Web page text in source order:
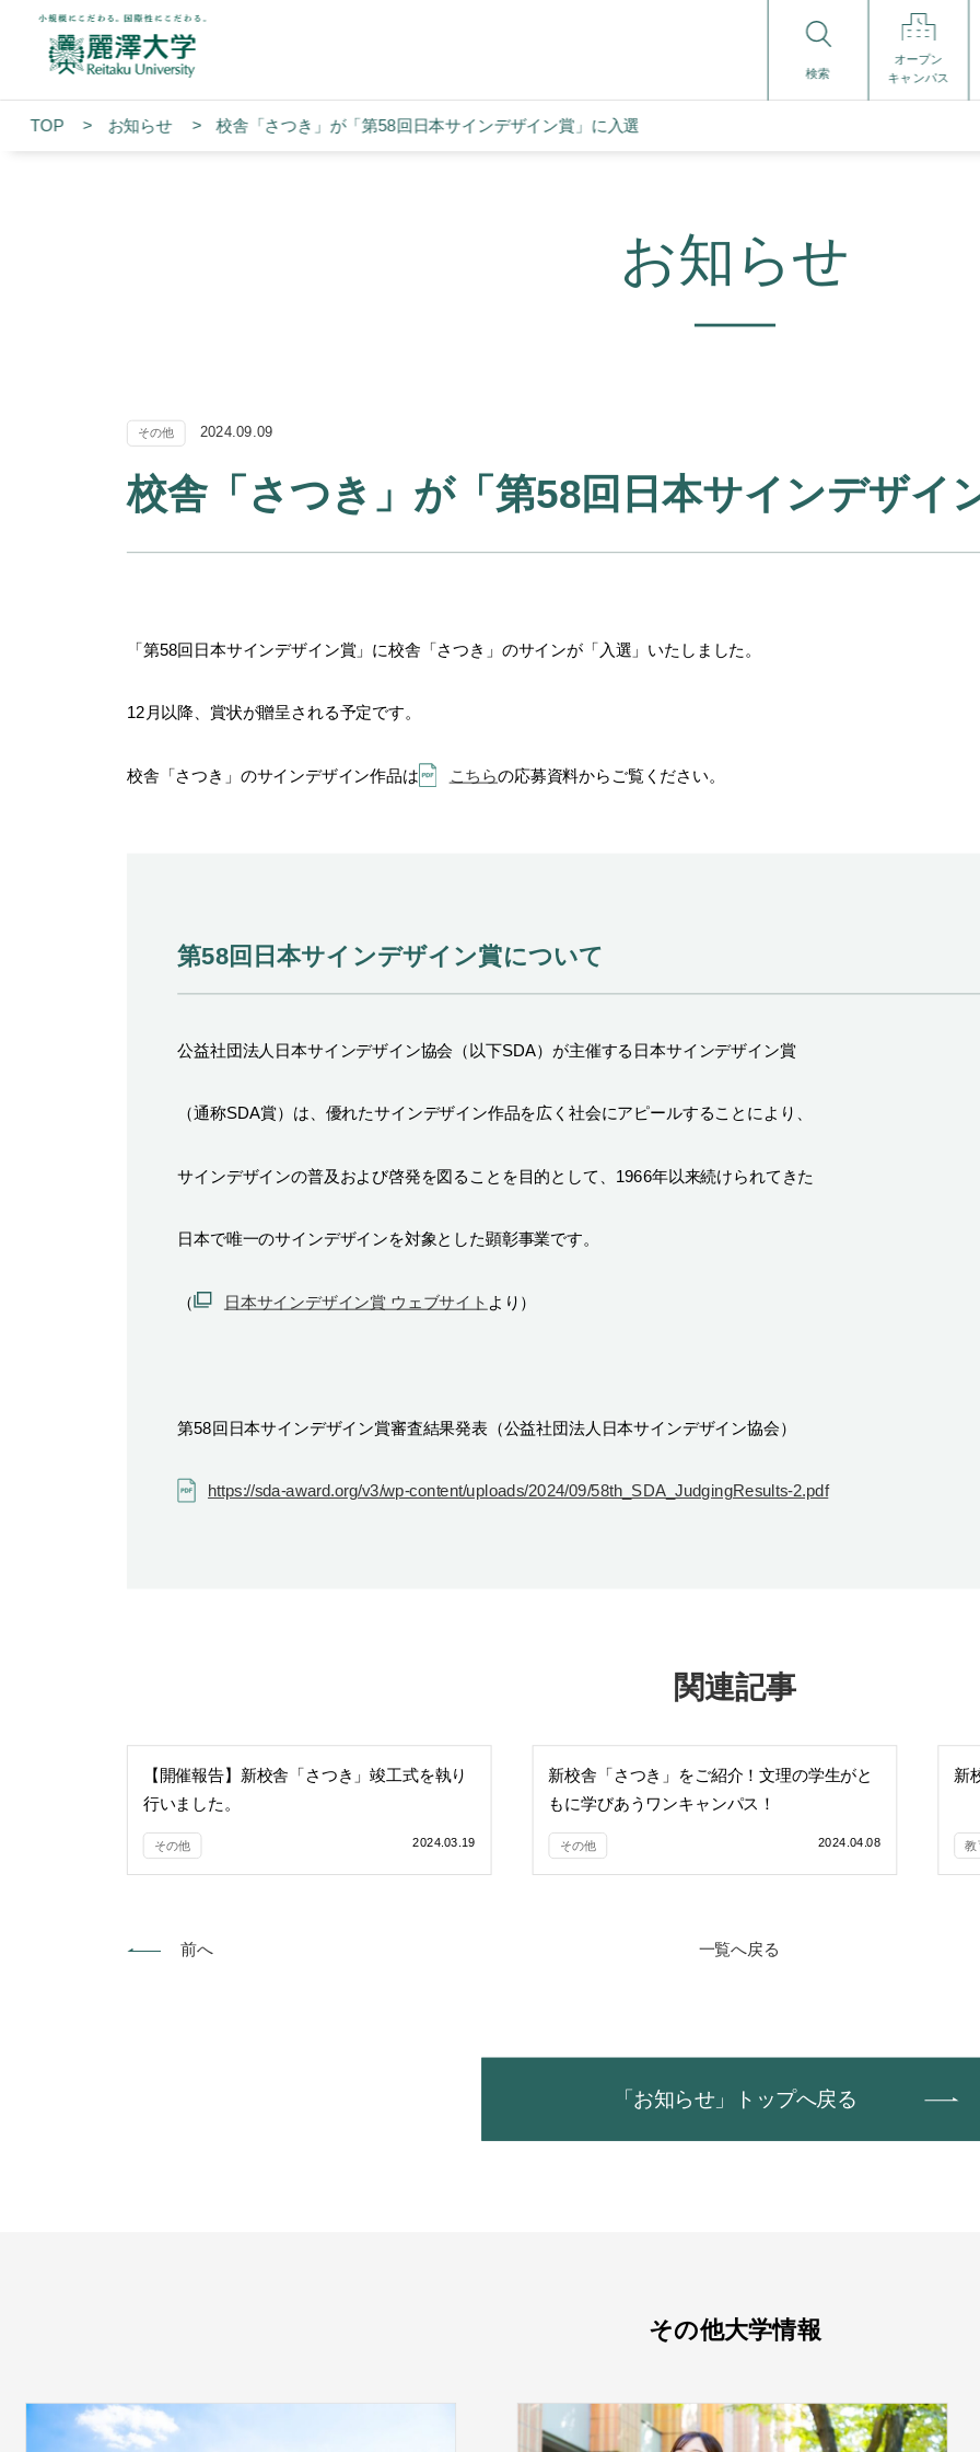
検索
オープン
キャンパス
TOP お知らせ 校舎「さつき」が「第58回日本サインデザイン賞」に入選
お知らせ
その他 2024.09.09
校舎「さつき」が「第58回日本サインデザイ
「第58回日本サインデザイン賞」に校舎「さつき」のサインが「入選」いたしました。
12 月以降、賞状が贈呈される予定です。
校舎「さつき」のサインデザイン作品は こちらの応募資料からご覧ください。
第58回日本サインデザイン賞について
公益社団法人日本サインデザイン協会（以下SDA）が主催する日本サインデザイン賞
（通称SDA賞）は、優れたサインデザイン作品を広く社会にアピールすることにより、
サインデザインの普及および啓発を図ることを目的として、 1966年以来続けられてきた
日本で唯一のサインデザインを対象とした顕彰事業です。
（ 日本サインデザイン賞 ウェブサイト より）
第58回日本サインデザイン賞審査結果発表（公益社団法人日本サインデザイン協会）
https://sda-award.org/v3/wp-content/uploads/2024/09/58th_SDA_JudgingResults-2.pdf
関連記事
【開催報告】新校舎「さつき」竣工式を執り
行いました。
その他 2024.03.19
新校舎「さつき」をご紹介！文理の学生がと
もに学びあうワンキャンパス！
その他 2024.04.08
新
教
前へ 一覧へ戻る
「お知らせ」トップへ戻る
その他大学情報